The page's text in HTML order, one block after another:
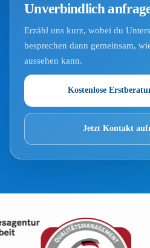
Unverbindlich
Erzähl uns kurz, wobei du
besprechen dann gemeinsam,
aussehen kann.
Kostenlose
Jetzt Kontakt